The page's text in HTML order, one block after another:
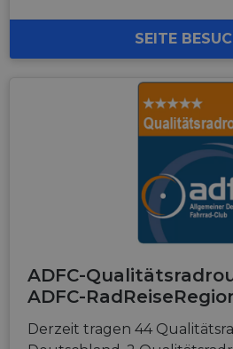
SEITE
ADFC-
ADFC-
Derzeit tragen 44